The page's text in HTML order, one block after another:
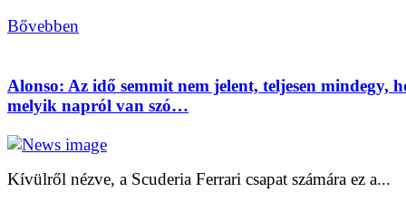
Bővebben
Alonso: Az idő semmit nem jelent, teljesen mindegy,
melyik napról van szó…
Kívülről nézve, a Scuderia Ferrari csapat számára ez a...